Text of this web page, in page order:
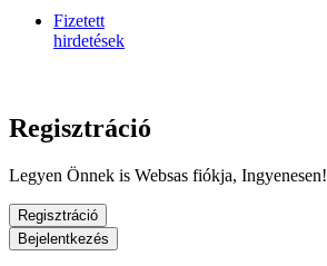
Fizetett
hirdetések
Regisztráció
Legyen Önnek is Websas fiókja, Ingyenesen!
Regisztráció
Bejelentkezés